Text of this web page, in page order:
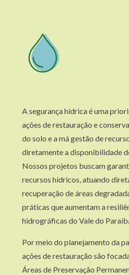
A segurança hídrica é uma
ações de restauração e
do solo e a má gestão de
diretamente a disponibilidade
Nossos projetos buscam
recursos hídricos, atuando
recuperação de áreas
práticas que aumentam a
hidrográficas do Vale do
Por meio do planejamento da
ações de restauração são
Áreas de Preservação